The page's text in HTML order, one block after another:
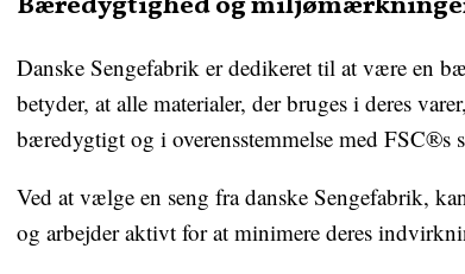
Danske Sengefabrik er dedikeret til at være en
betyder, at alle materialer, der bruges i deres
bæredygtigt og i overensstemmelse med FSC®s
Ved at vælge en seng fra danske Sengefabrik,
og arbejder aktivt for at minimere deres